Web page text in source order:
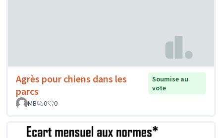
Agrès pour chiens dans les
parcs
Soumise au
vote
MB
0 0